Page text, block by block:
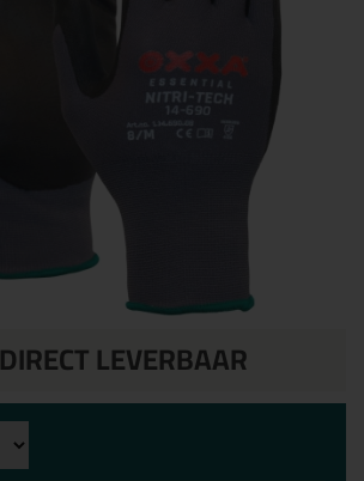
DIRECT LEVERBAAR